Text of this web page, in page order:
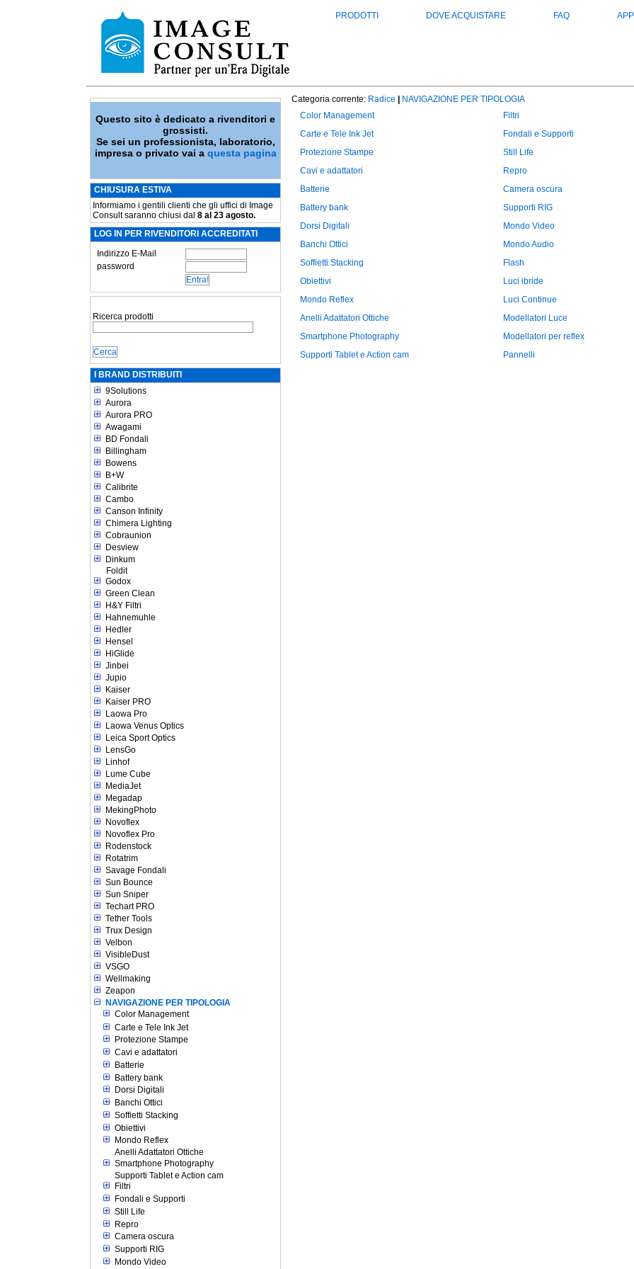
PRODOTTI DOVE ACQUISTARE FAQ
Questo sito è dedicato a rivenditori e
grossisti.
Se sei un professionista, laboratorio,
impresa o privato vai a questa pagina
CHIUSURA ESTIVA
Informiamo i gentili clienti che gli uffici di Image
Consult saranno chiusi dal 8 al 23 agosto.
LOG IN PER RIVENDITORI ACCREDITATI
Indirizzo E-Mail
password
Ricerca prodotti
I BRAND DISTRIBUITI
9Solutions
Aurora
Aurora PRO
Awagami
BD Fondali
Billingham
Bowens
B+W
Calibrite
Cambo
Canson Infinity
Chimera Lighting
Cobraunion
Desview
Dinkum
Foldit
Godox
Green Clean
H&Y Filtri
Hahnemuhle
Hedler
Hensel
HiGlide
Jinbei
Jupio
Kaiser
Kaiser PRO
Laowa Pro
Laowa Venus Optics
Leica Sport Optics
LensGo
Linhof
Lume Cube
MediaJet
Megadap
MekingPhoto
Novoflex
Novoflex Pro
Rodenstock
Rotatrim
Savage Fondali
Sun Bounce
Sun Sniper
Techart PRO
Tether Tools
Trux Design
Velbon
VisibleDust
VSGO
Wellmaking
Zeapon
NAVIGAZIONE PER TIPOLOGIA
Color Management
Carte e Tele Ink Jet
Protezione Stampe
Cavi e adattatori
Batterie
Battery bank
Dorsi Digitali
Banchi Ottici
Soffietti Stacking
Obiettivi
Mondo Reflex
Anelli Adattatori Ottiche
Smartphone Photography
Supporti Tablet e Action cam
Filtri
Fondali e Supporti
Still Life
Repro
Camera oscura
Supporti RIG
Mondo Video
Categoria corrente: Radice
NAVIGAZIONE PER TIPOLOGIA
Color Management
Filtri
Carte e Tele Ink Jet
Fondali e Supporti
Protezione Stampe
Still Life
Cavi e adattatori
Repro
Batterie
Camera oscura
Battery bank
Supporti RIG
Dorsi Digitali
Mondo Video
Banchi Ottici
Mondo Audio
Soffietti Stacking
Flash
Obiettivi
Luci ibride
Mondo Reflex
Luci Continue
Anelli Adattatori Ottiche
Modellatori Luce
Smartphone Photography
Modellatori per reflex
Supporti Tablet e Action cam
Pannelli